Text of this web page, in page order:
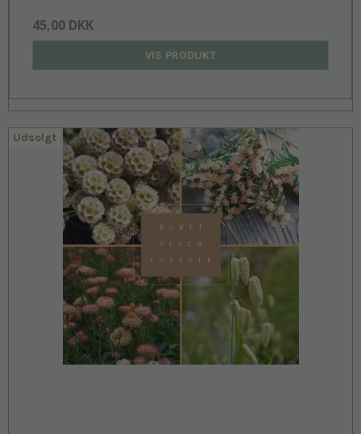
45,00 DKK
VIS PRODUKT
Udsolgt